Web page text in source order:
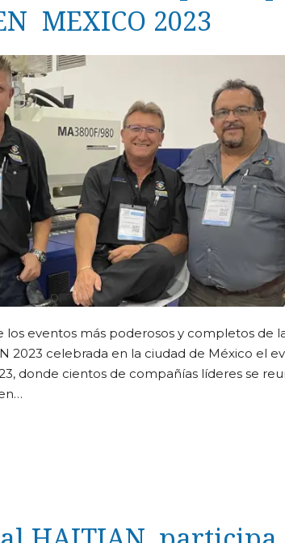
MEXICO 2023
eventos más poderosos y completos de
2023 celebrada en la ciudad de México el
donde cientos de compañías líderes se